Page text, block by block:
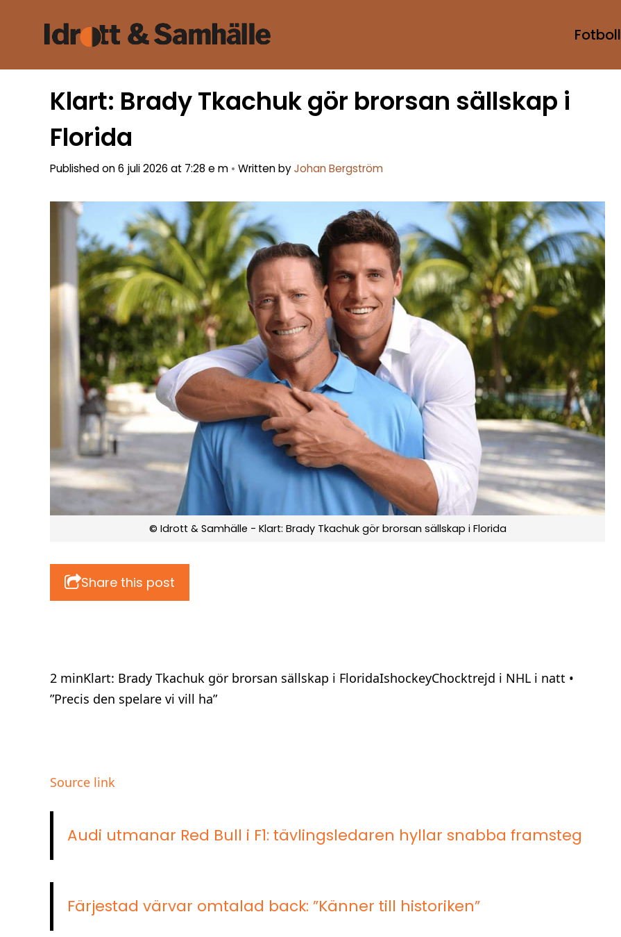
Fotboll
Klart: Brady Tkachuk gör brorsan sällskap i
Florida
Published on 6 juli 2026 at 7:28 e m • Written byJohan Bergström
© Idrott & Samhälle - Klart: Brady Tkachuk gör brorsan sällskap i Florida
Share this post
2 minKlart: Brady Tkachuk gör brorsan sällskap i FloridaIshockeyChocktrejd i NHL i natt •
”Precis den spelare vi vill ha”
Source link
Audi utmanar Red Bull i F1: tävlingsledaren hyllar snabba framsteg
Färjestad värvar omtalad back: ”Känner till historiken”